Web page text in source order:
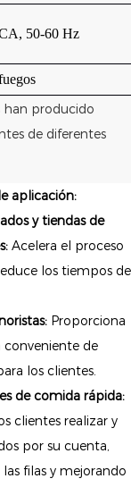
50-60 Hz
han producido
de diferentes
aplicación:
y tiendas de
Acelera el proceso
los tiempos de
Proporciona
de
los clientes.
de comida rápida:
clientes realizar y
por su cuenta,
filas y mejorando